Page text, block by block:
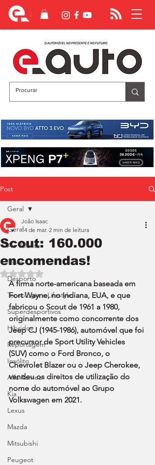
Post
Geral
Ao Volante
Teste
Desporto
Tecnologia e Lifestyle
Superdesportivos
Híbridos
Reportagem
Insólito
Alfa Romeo
Kia
Lexus
Mazda
Mitsubishi
Peugeot
Geral
Scout: 160.000
encomendas!
João Isaac
14 de mar. 2 min de leitura
Avaliado com NaN de 5 estrelas.
A firma norte-americana baseada em
Fort Wayne, no Indiana, EUA, e que
fabricou o Scout de 1961 a 1980,
originalmente como concorrente dos
Jeep CJ (1945-1986), automóvel que foi
precursor de Sport Utility Vehicles
(SUV) como o Ford Bronco, o
Chevrolet Blazer ou o Jeep Cherokee,
vendeu os direitos de utilização do
nome do automóvel ao Grupo
Volkswagen em 2021.